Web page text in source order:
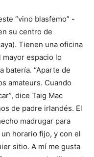
“vino blasfemo” -
su centro de
Tienen una oficina
espacio lo
batería. “Aparte de
amateurs. Cuando
dice Taig Mac
de padre irlandés. El
madrugar para
horario fijo, y con el
sitio. A mí me gusta